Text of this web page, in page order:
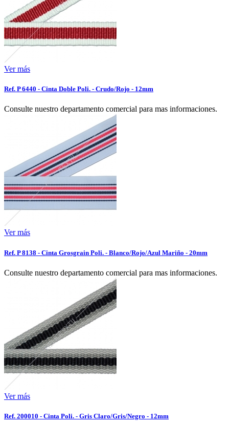
Ver más
Ref. P 6440 - Cinta Doble Poli. - Crudo/Rojo - 12mm
Consulte nuestro departamento comercial para mas informaciones.
Ver más
Ref. P 8138 - Cinta Grosgrain Poli. - Blanco/Rojo/Azul Mariño - 20mm
Consulte nuestro departamento comercial para mas informaciones.
Ver más
Ref. 200010 - Cinta Poli. - Gris Claro/Gris/Negro - 12mm